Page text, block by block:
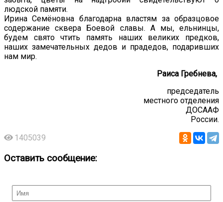
людской памяти.
Ирина Семёновна благодарна властям за образцовое
содержание сквера Боевой славы. А мы, ельнинцы,
будем свято чтить память наших великих предков,
наших замечательных дедов и прадедов, подаривших
нам мир.
Раиса Гребнева,
председатель
местного отделения
ДОСААФ
России.
1405039
Оставить сообщение: